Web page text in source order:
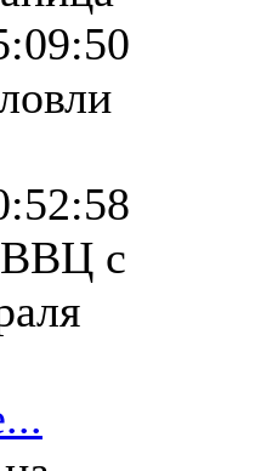
ВВЦ с